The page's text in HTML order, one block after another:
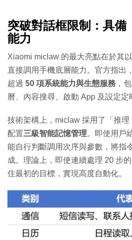
突破對話框限制：具備
能力
Xiaomi miclaw 的最大亮點在於其
直接調用手機底層能力。官方指出
超過 50 項系統能力與生態服務 ，
曆、內容搜尋、啟動 App 及設定定
技術架構上，miclaw 採用了「推
配置三級智能記憶管理。即使用戶
能自行判斷調用次序與參數，將指
成。理論上，即使連續處理 20 步
住最初的目標，實現高度自動化。